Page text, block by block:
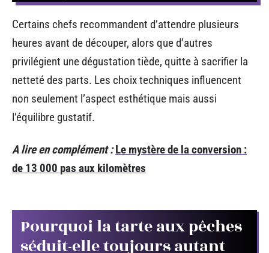
Certains chefs recommandent d’attendre plusieurs
heures avant de découper, alors que d’autres
privilégient une dégustation tiède, quitte à sacrifier la
netteté des parts. Les choix techniques influencent
non seulement l’aspect esthétique mais aussi
l’équilibre gustatif.
A lire en complément : Le mystère de la conversion :
de 13 000 pas aux kilomètres
Pourquoi la tarte aux pêches
séduit-elle toujours autant